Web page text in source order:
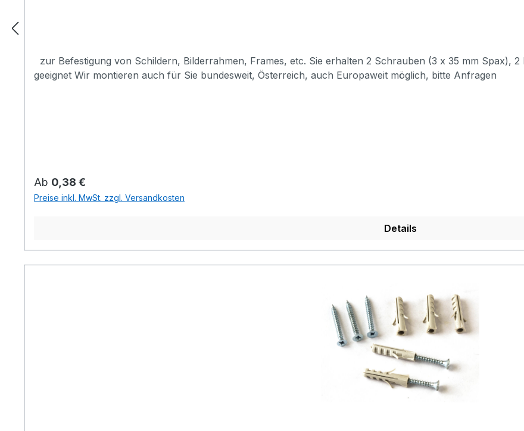
geeignet Wir montieren auch für Sie bundesweit, Österreich, auch Europaweit möglich, bitte Anfragen
Regulärer Preis:
Ab 0,38 €
Preise inkl. MwSt. zzgl. Versandkosten
Details